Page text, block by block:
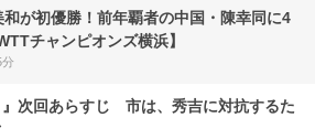
和が初優勝！前年覇者の中国・陳幸同に4
チャンピオンズ横浜】
』次回あらすじ 市は、秀吉に対抗するた